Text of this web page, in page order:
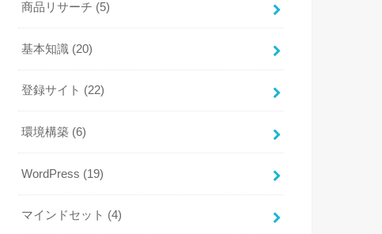
商品リサーチ (5)
基本知識 (20)
登録サイト (22)
環境構築 (6)
WordPress (19)
マインドセット (4)